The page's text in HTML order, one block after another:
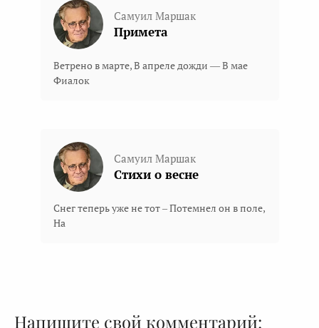
Самуил Маршак
Примета
Ветрено в марте, В апреле дожди — В мае
Фиалок
Самуил Маршак
Стихи о весне
Снег теперь уже не тот – Потемнел он в поле,
На
Напишите свой комментарий: